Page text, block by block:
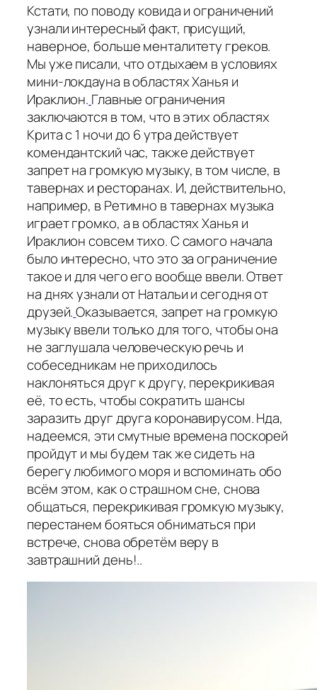
Кстати, по поводу ковида и ограничений
узнали интересный факт, присущий,
наверное, больше менталитету греков.
Мы уже писали, что отдыхаем в условиях
мини-локдауна в областях Ханья и
Ираклион. Главные ограничения
заключаются в том, что в этих областях
Крита с 1 ночи до 6 утра действует
комендантский час, также действует
запрет на громкую музыку, в том числе, в
тавернах и ресторанах. И, действительно,
например, в Ретимно в тавернах музыка
играет громко, а в областях Ханья и
Ираклион совсем тихо. С самого начала
было интересно, что это за ограничение
такое и для чего его вообще ввели. Ответ
на днях узнали от Натальи и сегодня от
друзей. Оказывается, запрет на громкую
музыку ввели только для того, чтобы она
не заглушала человеческую речь и
собеседникам не приходилось
наклоняться друг к другу, перекрикивая
её, то есть, чтобы сократить шансы
заразить друг друга коронавирусом. Нда,
надеемся, эти смутные времена поскорей
пройдут и мы будем так же сидеть на
берегу любимого моря и вспоминать обо
всём этом, как о страшном сне, снова
общаться, перекрикивая громкую музыку,
перестанем бояться обниматься при
встрече, снова обретём веру в
завтрашний день!..